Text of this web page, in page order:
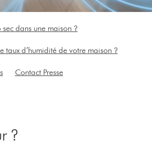
sec dans une maison ?
taux d’humidité de votre maison ?
Contact Presse
?